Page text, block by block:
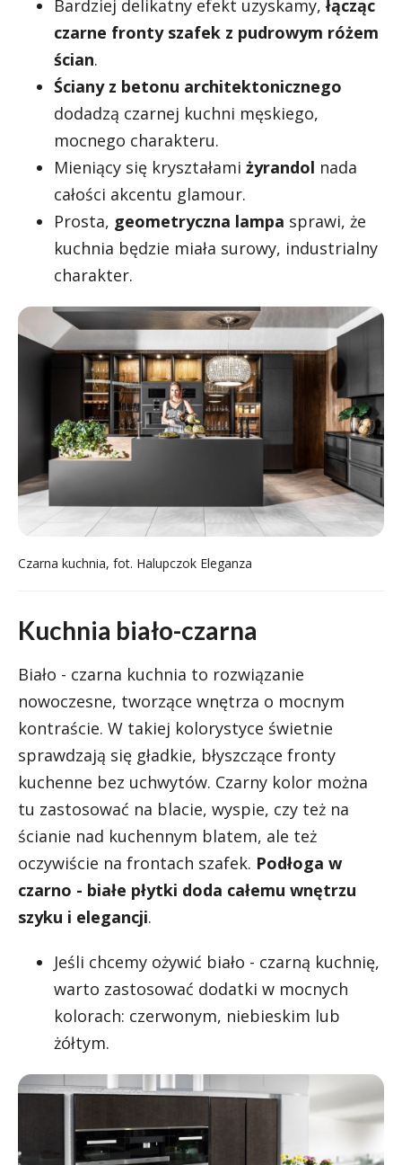
Bardziej delikatny efekt uzyskamy, łącząc
czarne fronty szafek z pudrowym różem
ścian.
Ściany z betonu architektonicznego
dodadzą czarnej kuchni męskiego,
mocnego charakteru.
Mieniący się kryształami żyrandol nada
całości akcentu glamour.
Prosta, geometryczna lampa sprawi, że
kuchnia będzie miała surowy, industrialny
charakter.
Czarna kuchnia, fot. Halupczok Eleganza
Kuchnia biało-czarna
Biało - czarna kuchnia to rozwiązanie
nowoczesne, tworzące wnętrza o mocnym
kontraście. W takiej kolorystyce świetnie
sprawdzają się gładkie, błyszczące fronty
kuchenne bez uchwytów. Czarny kolor można
tu zastosować na blacie, wyspie, czy też na
ścianie nad kuchennym blatem, ale też
oczywiście na frontach szafek. Podłoga w
czarno - białe płytki doda całemu wnętrzu
szyku i elegancji.
Jeśli chcemy ożywić biało - czarną kuchnię,
warto zastosować dodatki w mocnych
kolorach: czerwonym, niebieskim lub
żółtym.